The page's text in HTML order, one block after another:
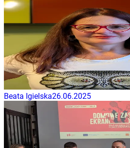
Beata Igielska26.06.2025